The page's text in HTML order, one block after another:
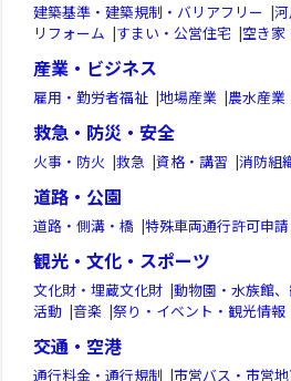
建築基準・建築規制・バリアフリー |
リフォーム |すまい・公営住宅 |空き家
産業・ビジネス
雇用・勤労者福祉 |地場産業 |農水産業
救急・防災・安全
火事・防火 |救急 |資格・講習 |消防組
道路・公園
道路・側溝・橋 |特殊車両通行許可申請
観光・文化・スポーツ
文化財・埋蔵文化財 |動物園・水族館
活動 |音楽 |祭り・イベント・観光情報
交通・空港
通行料金・通行規制 |市営バス・市営